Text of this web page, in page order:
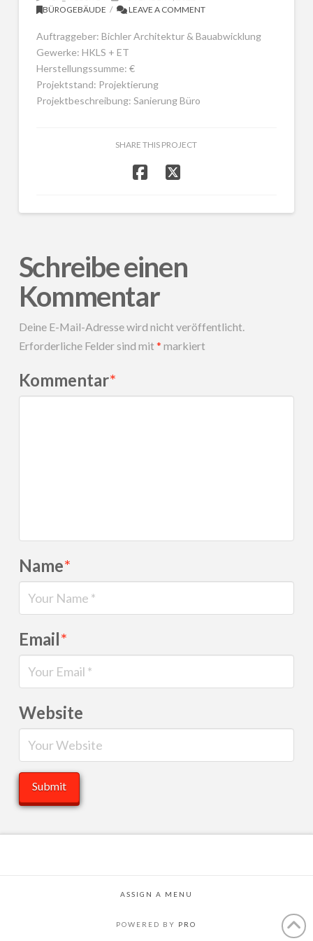
BÜROGEBÄUDE
LEAVE A COMMENT
Auftraggeber: Bichler Architektur & Bauabwicklung
Gewerke: HKLS + ET
Herstellungssumme: €
Projektstand: Projektierung
Projektbeschreibung: Sanierung Büro
SHARE THIS PROJECT
Schreibe einen
Kommentar
Deine E-Mail-Adresse wird nicht veröffentlicht.
Erforderliche Felder sind mit * markiert
Kommentar*
Name*
Email*
Website
ASSIGN A MENU
POWERED BY PRO